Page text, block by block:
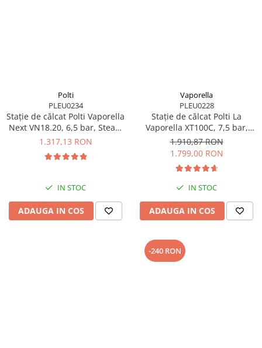
Polti
PLEU0234
Stație de călcat Polti Vaporella
Next VN18.20, 6,5 bar, Steam
Pulse 400 g
1.317,13 RON
IN STOC
ADAUGA IN COS
Vaporella
PLEU0228
Stație de călcat Polti La
Vaporella XT100C, 7,5 bar,
Steam Pulse 500 g
1.910,87 RON
1.799,00 RON
IN STOC
ADAUGA IN COS
-240 RON